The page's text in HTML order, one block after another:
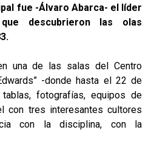
fue -Álvaro Abarca- el líder
descubrieron las olas
una de las salas del Centro
-donde hasta el 22 de
fotografías, equipos de
con tres interesantes cultores
con la disciplina, con la